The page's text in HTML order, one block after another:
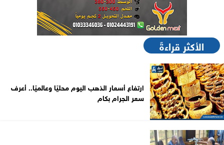
الأكثر قراءةً
ارتفاع أسعار الذهب اليوم محليًا وعالميًا.. أعرف
سعر الجرام بكام